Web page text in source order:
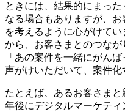
ときには、結果的にまっ
なる場合もありますが、
を考えるように心がけて
から、お客さまとのつなが
「あの案件を一緒にがん
声がけいただいて、案件化
たとえば、あるお客さま
年後にデジタルマーケテ